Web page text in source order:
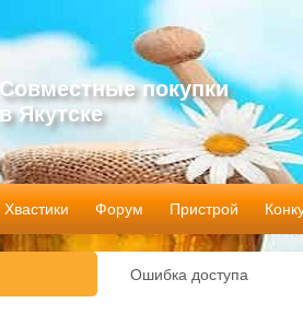
Совместные покупки
в Якутске
Хвастики Форум Пристрой
Ошибка доступа